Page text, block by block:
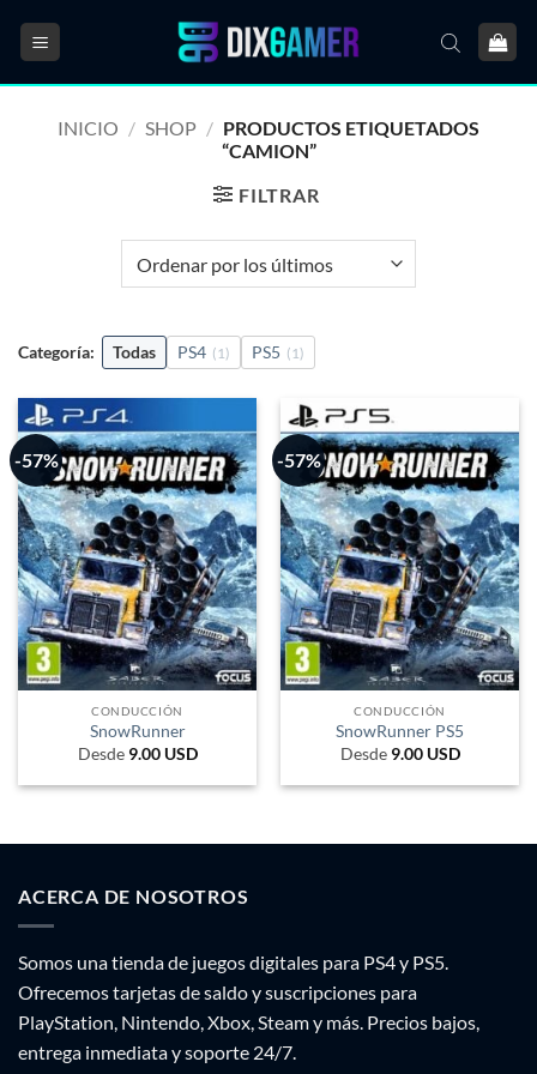
INICIO / SHOP / PRODUCTOS ETIQUETADOS
“CAMION”
FILTRAR
Categoría: Todas PS4 (1) PS5 (1)
-57%
CONDUCCIÓN
SnowRunner
Desde 9.00 USD
-57%
CONDUCCIÓN
SnowRunner PS5
Desde 9.00 USD
ACERCA DE NOSOTROS
Somos una tienda de juegos digitales para PS4 y PS5.
Ofrecemos tarjetas de saldo y suscripciones para
PlayStation, Nintendo, Xbox, Steam y más. Precios bajos,
entrega inmediata y soporte 24/7.